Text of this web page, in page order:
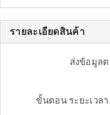
รายละเอียดสินค้า
ส่งข้อมูล
ขั้นตอน ระยะเวล